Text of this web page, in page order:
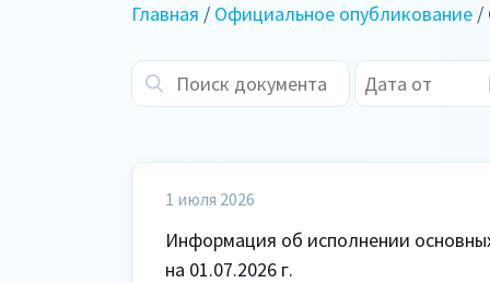
Главная / Официальное опубликование /
1 июля 2026
Информация об исполнении
на 01.07.2026 г.